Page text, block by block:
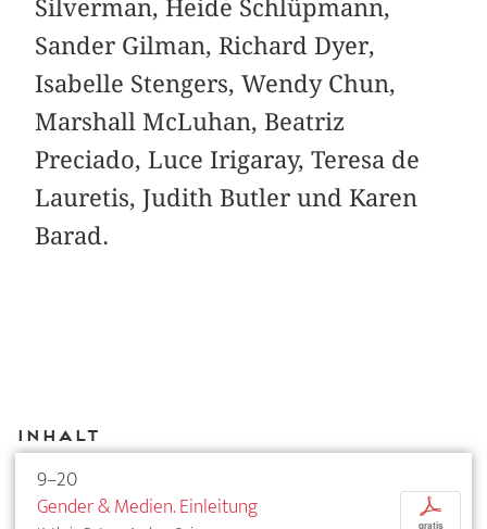
Silverman, Heide Schlüpmann,
Sander Gilman, Richard Dyer,
Isabelle Stengers, Wendy Chun,
Marshall McLuhan, Beatriz
Preciado, Luce Irigaray, Teresa de
Lauretis, Judith Butler und Karen
Barad.
Inhalt
9–20
Gender & Medien. Einleitung
p
gratis